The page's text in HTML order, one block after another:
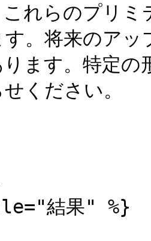
これらのプリ
。将来のア
ります。特定
ください。
結果" %}